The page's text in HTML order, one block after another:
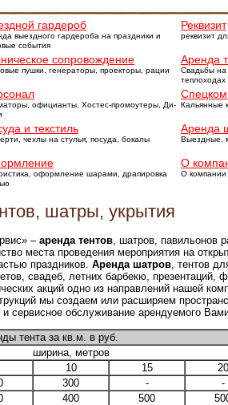
гардероб
выездного гардероба на праздники и
события
Реквизит
реквизит
сопровождение
пушки, генераторы, проекторы, рации
Аренда
Свадьбы на
теплоходах
официанты, Хостес-промоутеры, Ди- Кальянные
и текстиль
чехлы на стулья, посуда, бокалы
Аренда
Выездные,
оформление шарами, драпировка
О
О
шатры, укрытия
–аренда тентов , шатров, павильонов
места проведения мероприятия на
праздников. Аренда шатров , тентов
свадеб, летних барбекю, презентаций,
акций одно из направлений нашей
мы создаем или расширяем
сервисное обслуживание арендуемого
тента за кв.м. в руб.
ширина, метров
10 15
20
300 -
-
400 500